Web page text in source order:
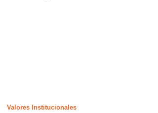
Valores Institucionales